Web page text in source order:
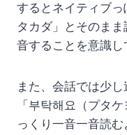
するとネイティブ
タカダ」とそのま
音することを意識し
また、会話では少し
「부탁해요（プタ
っくり一音一音読